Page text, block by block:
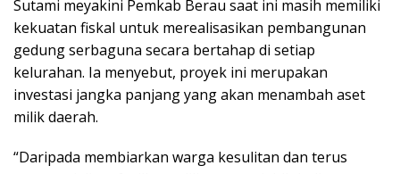
Sutami meyakini Pemkab Berau saat ini masih memiliki
kekuatan fiskal untuk merealisasikan pembangunan
gedung serbaguna secara bertahap di setiap
kelurahan. Ia menyebut, proyek ini merupakan
investasi jangka panjang yang akan menambah aset
milik daerah.
“Daripada membiarkan warga kesulitan dan terus